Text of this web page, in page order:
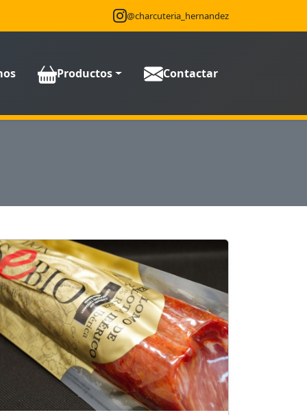
@charcuteria_hernandez
Productos Contactar